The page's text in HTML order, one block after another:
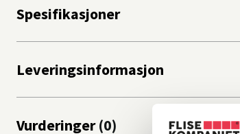
Spesifikasjoner
Leveringsinformasjon
Vurderinger